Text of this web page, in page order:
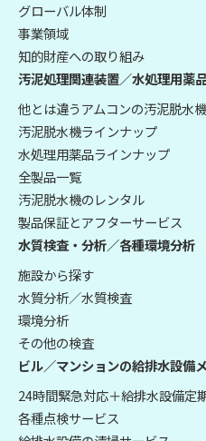
グローバル体制
事業領域
知的財産への取り組み
汚泥処理関連装置／水処理用薬
他とは違うアムコンの汚泥脱水機
汚泥脱水機ラインナップ
水処理用薬品ラインナップ
全製品一覧
汚泥脱水機のレンタル
製品保証とアフターサービス
水質検査・分析／各種環境分析
施設から探す
水質分析／水質検査
環境分析
その他の検査
ビル／マンションの給排水設備
24時間緊急対応＋給排水設備定
各種点検サービス